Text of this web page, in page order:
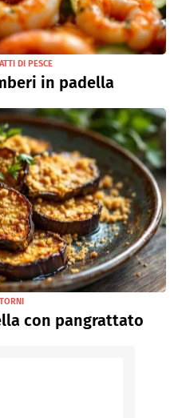
DI PESCE
in padella
con pangrattato